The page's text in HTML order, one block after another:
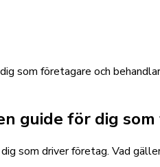
som företagare och
guide för dig
som driver företag. Vad